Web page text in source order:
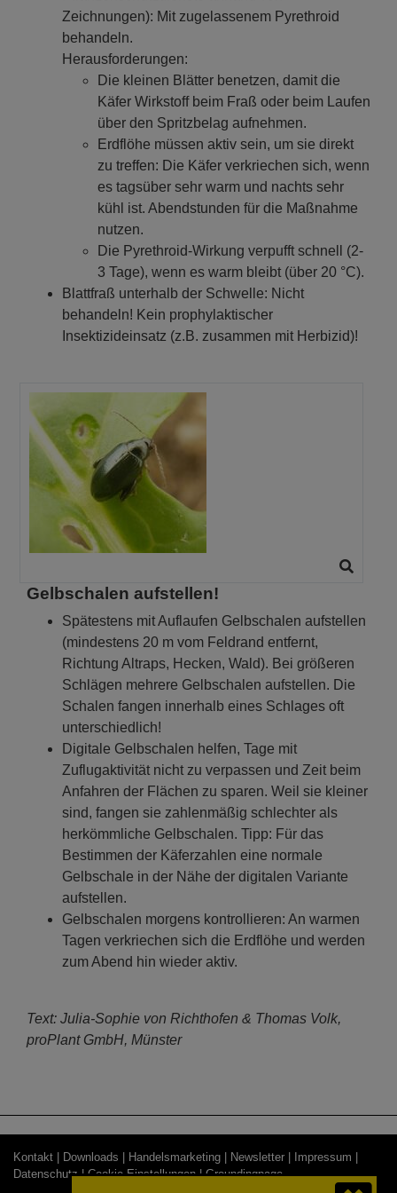
Zeichnungen): Mit zugelassenem Pyrethroid
behandeln.
Herausforderungen:
Die kleinen Blätter benetzen, damit die
Käfer Wirkstoff beim Fraß oder beim Laufen
über den Spritzbelag aufnehmen.
Erdflöhe müssen aktiv sein, um sie direkt
zu treffen: Die Käfer verkriechen sich, wenn
es tagsüber sehr warm und nachts sehr
kühl ist. Abendstunden für die Maßnahme
nutzen.
Die Pyrethroid-Wirkung verpufft schnell (2-
3 Tage), wenn es warm bleibt (über 20 °C).
Blattfraß unterhalb der Schwelle: Nicht
behandeln! Kein prophylaktischer
Insektizideinsatz (z.B. zusammen mit Herbizid)!
Gelbschalen aufstellen!
Spätestens mit Auflaufen Gelbschalen aufstellen
(mindestens 20 m vom Feldrand entfernt,
Richtung Altraps, Hecken, Wald). Bei größeren
Schlägen mehrere Gelbschalen aufstellen. Die
Schalen fangen innerhalb eines Schlages oft
unterschiedlich!
Digitale Gelbschalen helfen, Tage mit
Zuflugaktivität nicht zu verpassen und Zeit beim
Anfahren der Flächen zu sparen. Weil sie kleiner
sind, fangen sie zahlenmäßig schlechter als
herkömmliche Gelbschalen. Tipp: Für das
Bestimmen der Käferzahlen eine normale
Gelbschale in der Nähe der digitalen Variante
aufstellen.
Gelbschalen morgens kontrollieren: An warmen
Tagen verkriechen sich die Erdflöhe und werden
zum Abend hin wieder aktiv.
Text: Julia-Sophie von Richthofen & Thomas Volk,
proPlant GmbH, Münster
Kontakt | Downloads | Handelsmarketing | Newsletter |
Impressum |
Datenschutz |Cookie-Einstellungen| Groundingpage